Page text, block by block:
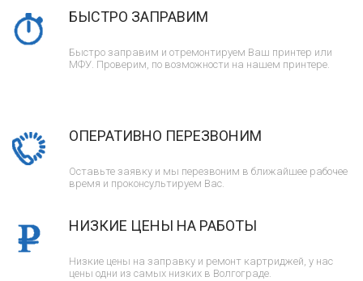
БЫСТРО ЗАПРАВИМ
Быстро заправим и отремонтируем Ваш принтер или
МФУ. Проверим, по возможности на нашем принтере.
ОПЕРАТИВНО ПЕРЕЗВОНИМ
Оставьте заявку и мы перезвоним в ближайшее рабочее
время и проконсультируем Вас.
НИЗКИЕ ЦЕНЫ НА РАБОТЫ
Низкие цены на заправку и ремонт картриджей, у нас
цены одни из самых низких в Волгограде.